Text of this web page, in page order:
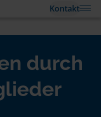
Kontakt
durch